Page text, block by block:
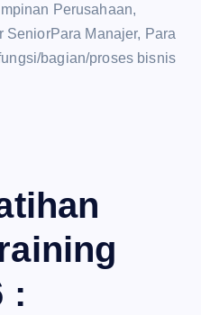
Perusahaan,
SeniorPara Manajer, Para
bagian/proses bisnis
: